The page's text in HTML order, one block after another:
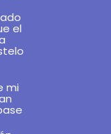
el
mi